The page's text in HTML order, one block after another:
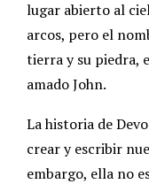
lugar abierto al
arcos, pero el
tierra y su piedra,
amado John.
La historia de
crear y escribir
embargo, ella no